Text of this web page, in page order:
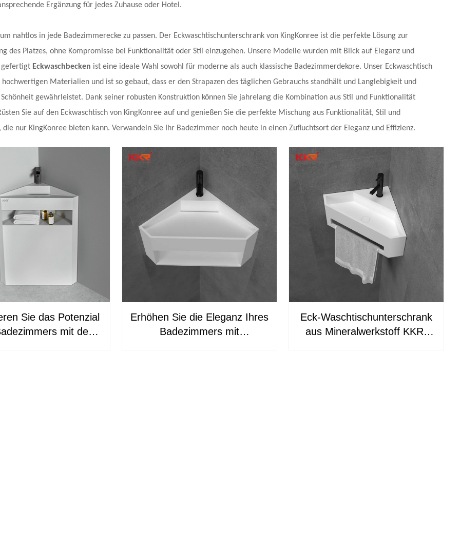
Ergänzung für jedes Zuhause oder Hotel.
nahtlos in jede Badezimmerecke zu passen. Der Eckwaschtischunterschrank von KingKonree ist die perfekte Lösung zur
des Platzes, ohne Kompromisse bei Funktionalität oder Stil einzugehen. Unsere Modelle wurden mit Blick auf Eleganz und
gefertigt Eckwaschbecken ist eine ideale Wahl sowohl für moderne als auch klassische Badezimmerdekore. Unser Eckwaschtisch
hochwertigen Materialien und ist so gebaut, dass er den Strapazen des täglichen Gebrauchs standhält und Langlebigkeit und
gewährleistet. Dank seiner robusten Konstruktion können Sie jahrelang die Kombination aus Stil und Funktionalität
Sie auf den Eckwaschtisch von KingKonree auf und genießen Sie die perfekte Mischung aus Funktionalität, Stil und
die nur KingKonree bieten kann. Verwandeln Sie Ihr Badezimmer noch heute in einen Zufluchtsort der Eleganz und Effizienz.
Sie das Potenzial
mit dem
Erhöhen Sie die Eleganz Ihres
Badezimmers mit
Eck-Waschtischunterschrank
aus Mineralwerkstoff KKR-